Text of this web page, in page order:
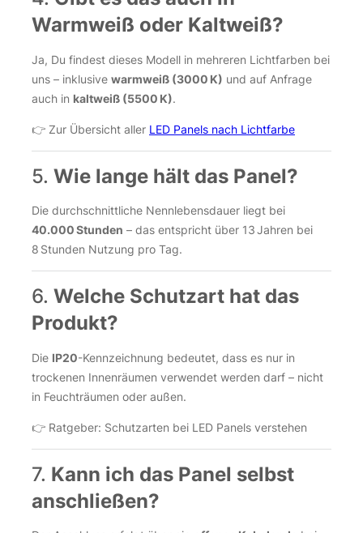
Warmweiß oder Kaltweiß?
Ja, Du findest dieses Modell in mehreren Lichtfarben bei
uns – inklusive warmweiß (3000 K) und auf Anfrage
auch in kaltweiß (5500 K).
👉 Zur Übersicht aller LED Panels nach Lichtfarbe
5. Wie lange hält das Panel?
Die durchschnittliche Nennlebensdauer liegt bei
40.000 Stunden – das entspricht über 13 Jahren bei
8 Stunden Nutzung pro Tag.
6. Welche Schutzart hat das
Produkt?
Die IP20-Kennzeichnung bedeutet, dass es nur in
trockenen Innenräumen verwendet werden darf – nicht
in Feuchträumen oder außen.
👉 Ratgeber: Schutzarten bei LED Panels verstehen
7. Kann ich das Panel selbst
anschließen?